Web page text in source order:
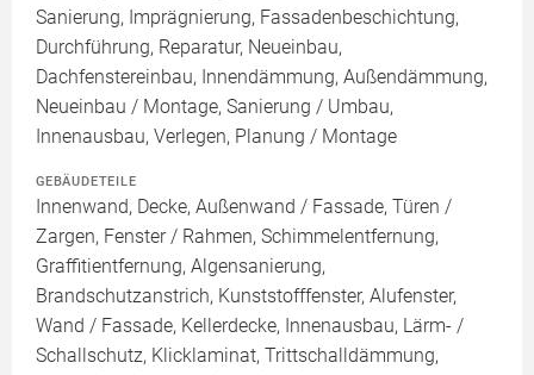
Sanierung, Imprägnierung, Fassadenbeschichtung,
Durchführung, Reparatur, Neueinbau,
Dachfenstereinbau, Innendämmung, Außendämmung,
Neueinbau / Montage, Sanierung / Umbau,
Innenausbau, Verlegen, Planung / Montage
GEBÄUDETEILE
Innenwand, Decke, Außenwand / Fassade, Türen /
Zargen, Fenster / Rahmen, Schimmelentfernung,
Graffitientfernung, Algensanierung,
Brandschutzanstrich, Kunststofffenster, Alufenster,
Wand / Fassade, Kellerdecke, Innenausbau, Lärm- /
Schallschutz, Klicklaminat, Trittschalldämmung,